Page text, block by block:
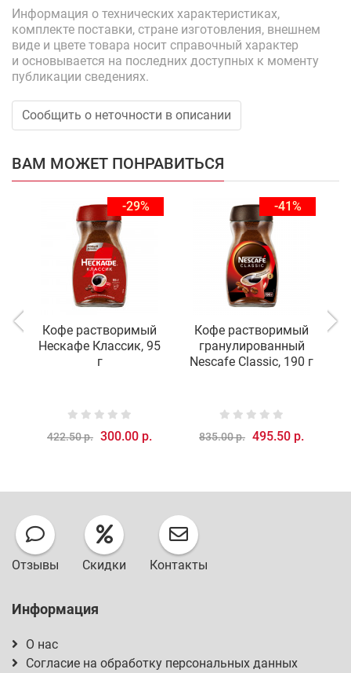
Информация о технических характеристиках,
комплекте поставки, стране изготовления, внешнем
виде и цвете товара носит справочный характер
и основывается на последних доступных к моменту
публикации сведениях.
Сообщить о неточности в описании
ВАМ МОЖЕТ ПОНРАВИТЬСЯ
-29%
Кофе растворимый
Нескафе Классик, 95
г
422.50 р. 300.00 р.
-41%
Кофе растворимый
гранулированный
Nescafe Classic, 190 г
835.00 р. 495.50 р.
Отзывы Скидки Контакты
Информация
О нас
Согласие на обработку персональных данных